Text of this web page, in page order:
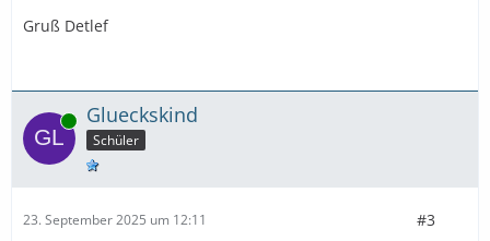
Gruß Detlef
Online Glueckskind
Schüler
23. September 2025 um 12:11 #3